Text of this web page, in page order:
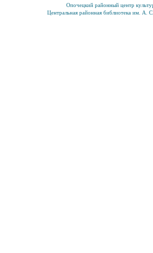
Опочецкий районный центр
Центральная районная библиотека им. А.